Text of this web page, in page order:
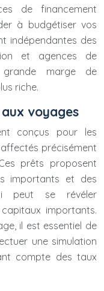
de financement
à budgétiser vos
indépendantes des
et agences de
marge de
riche.
voyages
conçus pour les
précisément
prêts proposent
importants et des
peut se révéler
importants.
il est essentiel de
une simulation
compte des taux